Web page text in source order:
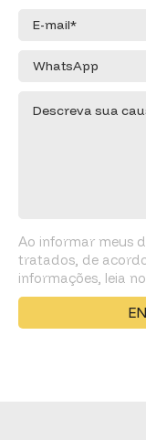
Ao informar meus
tratados, de
informações, leia